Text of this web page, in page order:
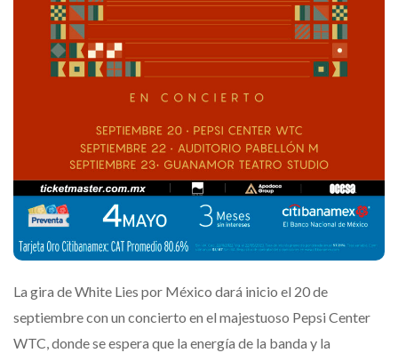
La gira de White Lies por México dará inicio el 20 de
septiembre con un concierto en el majestuoso Pepsi Center
WTC, donde se espera que la energía de la banda y la